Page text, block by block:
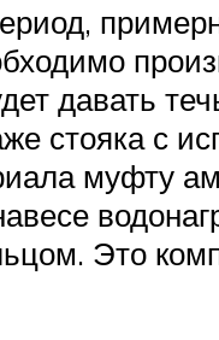
давать
стояка с
муфту
Это